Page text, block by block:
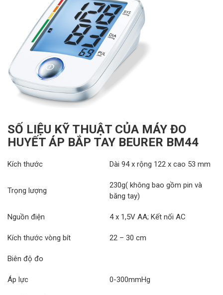
SỐ LIỆU KỸ THUẬT CỦA MÁY ĐO
HUYẾT ÁP BẮP TAY BEURER BM44
Kích thước Dài 94 x rộng 122 x cao 53 mm
Trọng lượng
230g( không bao gồm pin và
băng tay)
Nguồn điện 4 x 1,5V AA; Kết nối AC
Kích thước vòng bít 22 – 30 cm
Biên độ đo
Áp lực 0-300mmHg